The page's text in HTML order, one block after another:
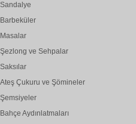
Sandalye
Barbeküler
Masalar
Şezlong ve Sehpalar
Saksılar
Ateş Çukuru ve Şömineler
Şemsiyeler
Bahçe Aydınlatmaları